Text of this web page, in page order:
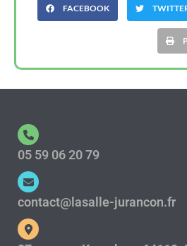
FACEBOOK
05 59 06 20 79
contact@lasalle-jurancon.fr